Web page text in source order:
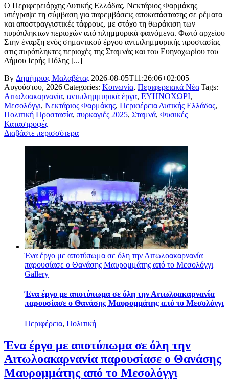
Ο Περιφερειάρχης Δυτικής Ελλάδας, Νεκτάριος Φαρμάκης
υπέγραψε τη σύμβαση για παρεμβάσεις αποκατάστασης σε ρέματα
και αποστραγγιστικές τάφρους, με στόχο τη θωράκιση των
πυρόπληκτων περιοχών από πλημμυρικά φαινόμενα. Φωτό αρχείου
Στην έναρξη ενός σημαντικού έργου αντιπλημμυρικής προστασίας
στις πυρόπληκτες περιοχές της Σταμνάς και του Ευηνοχωρίου του
Δήμου Ιερής Πόλης [...]
By Δημήτριος Μαλαβέτας|2026-08-05T11:26:06+02:005
Αυγούστου, 2026|Categories: Κοινωνία, Περιφερειακά Νέα|Tags:
Αιτωλοακαρνανία, αντιπλημμυρικά έργα, ΕΥΗΝΟΧΩΡΙ,
Μεσολόγγι, Νεκτάριος Φαρμάκης, Περιφέρεια Δυτικής Ελλάδας,
Πολιτική Προστασία, πυρκαγιές 2025, Σταμνά, Φυσικές
Καταστροφές|
Διαβάστε περισσότερα
Ένα έργο με αποτύπωμα σε όλη την Αιτωλοακαρνανία
παρουσίασε ο Θανάσης Μαυρομμάτης από το Μεσολόγγι
Gallery
Ένα έργο με αποτύπωμα σε όλη την Αιτωλοακαρνανία
παρουσίασε ο Θανάσης Μαυρομμάτης από το Μεσολόγγι
Περιφέρεια, Πολιτική
Ένα έργο με αποτύπωμα σε όλη την
Αιτωλοακαρνανία παρουσίασε ο Θανάσης
Μαυρομμάτης από το Μεσολόγγι